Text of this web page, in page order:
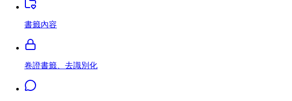
書籤內容
卷證書籤、去識別化